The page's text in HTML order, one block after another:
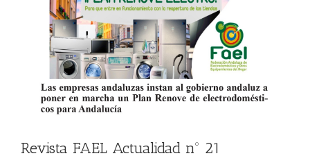
Revista FAEL Actualidad nº 21